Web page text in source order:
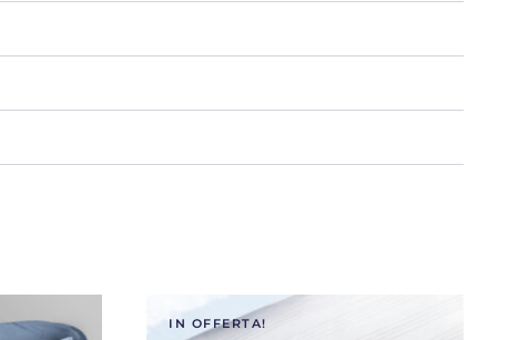
IN OFFERTA!